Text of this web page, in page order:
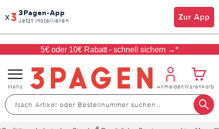
x 3Pagen-App
Jetzt installieren Zur App
5€ oder 10€ Rabatt - schnell sichern →*
Navigation
umschalten
Menü AnmeldenWarenkorb